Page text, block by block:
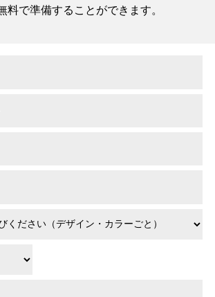
料で準備することができます。